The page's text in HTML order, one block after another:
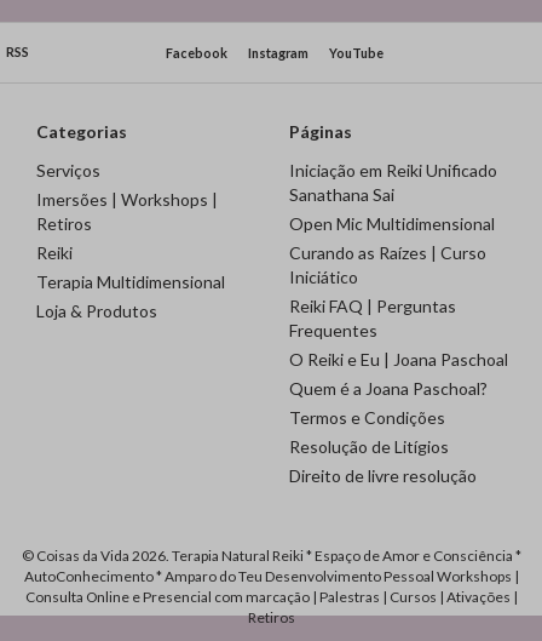
Facebook Instagram YouTube
RSS
Categorias
Serviços
Imersões | Workshops |
Retiros
Reiki
Terapia Multidimensional
Loja & Produtos
Páginas
Iniciação em Reiki Unificado
Sanathana Sai
Open Mic Multidimensional
Curando as Raízes | Curso
Iniciático
Reiki FAQ | Perguntas
Frequentes
O Reiki e Eu | Joana Paschoal
Quem é a Joana Paschoal?
Termos e Condições
Resolução de Litígios
Direito de livre resolução
© Coisas da Vida 2026. Terapia Natural Reiki * Espaço de Amor e Consciência *
AutoConhecimento * Amparo do Teu Desenvolvimento Pessoal Workshops |
Consulta Online e Presencial com marcação | Palestras | Cursos | Ativações |
Retiros